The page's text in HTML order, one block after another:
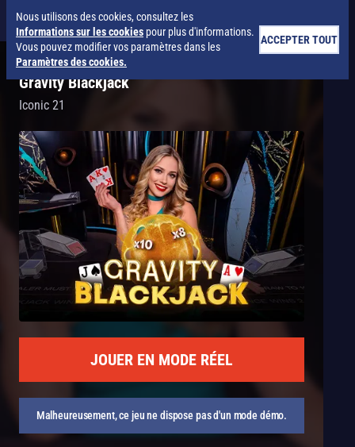
Gravity Blackjack
Iconic 21
JOUER EN MODE RÉEL
Malheureusement, ce jeu ne dispose pas d'un mode démo.
Nous utilisons des cookies, consultez les
Informations sur les cookies pour plus d'informations.
Vous pouvez modifier vos paramètres dans les
Paramètres des cookies.
ACCEPTER TOUT